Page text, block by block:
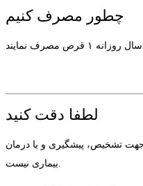
چطور مصرف کنیم
لطفا دقت کنید
جهت تشخیص، پیشگیری و یا درمان
بیماری نیست.